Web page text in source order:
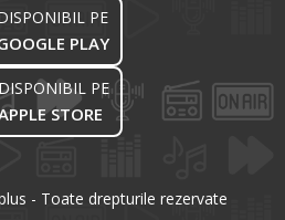
PE
PLAY
DISPONIBIL PE
STORE
- Toate drepturile rezervate